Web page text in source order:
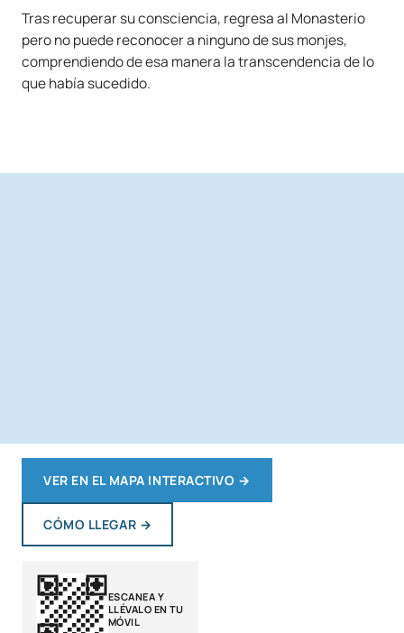
Tras recuperar su consciencia, regresa al Monasterio
pero no puede reconocer a ninguno de sus monjes,
comprendiendo de esa manera la transcendencia de lo
que había sucedido.
VER EN EL MAPA INTERACTIVO →
CÓMO LLEGAR →
ESCANEA Y
LLÉVALO EN TU
MÓVIL